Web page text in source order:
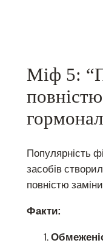
Міф 5:
Популярність
засобів
повністю
Факти: